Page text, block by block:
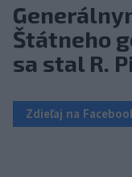
Štátneho
sa stal R.
Zdieľaj na